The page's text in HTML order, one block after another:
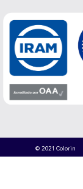
© 2021 Colorin